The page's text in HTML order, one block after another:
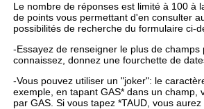
Le nombre de réponses est limité à 100 à
de points vous permettant d'en consulter
possibilités de recherche du formulaire ci-
-Essayez de renseigner le plus de
connaissez, donnez une fourchette de
-Vous pouvez utiliser un "joker": le
exemple, en tapant GAS* dans un
par GAS. Si vous tapez *TAUD, vous